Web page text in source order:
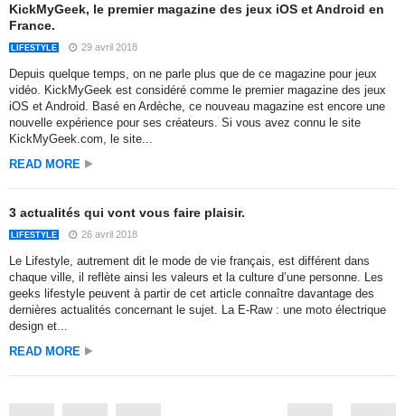
KickMyGeek, le premier magazine des jeux iOS et Android en
France.
LIFESTYLE 29 avril 2018
Depuis quelque temps, on ne parle plus que de ce magazine pour jeux
vidéo. KickMyGeek est considéré comme le premier magazine des jeux
iOS et Android. Basé en Ardèche, ce nouveau magazine est encore une
nouvelle expérience pour ses créateurs. Si vous avez connu le site
KickMyGeek.com, le site...
READ MORE
3 actualités qui vont vous faire plaisir.
LIFESTYLE 26 avril 2018
Le Lifestyle, autrement dit le mode de vie français, est différent dans
chaque ville, il reflète ainsi les valeurs et la culture d’une personne. Les
geeks lifestyle peuvent à partir de cet article connaître davantage des
dernières actualités concernant le sujet. La E-Raw : une moto électrique
design et...
READ MORE